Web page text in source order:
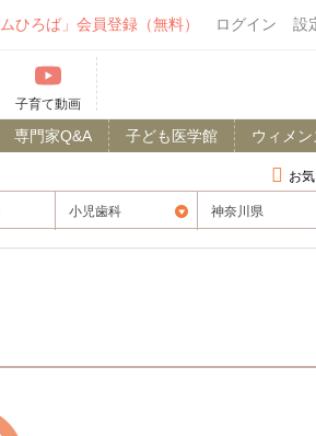
ムひろば」会員登録（無料） ログイン 設
子育て動画
ウィメ
子ども医学館
専門家Q&A
お